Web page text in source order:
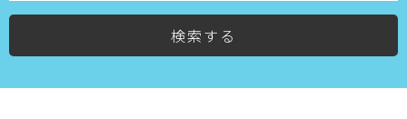
検索する